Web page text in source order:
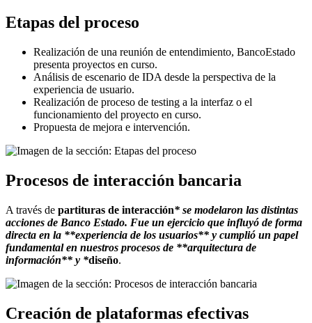
Etapas del proceso
Realización de una reunión de entendimiento, BancoEstado
presenta proyectos en curso.
Análisis de escenario de IDA desde la perspectiva de la
experiencia de usuario.
Realización de proceso de testing a la interfaz o el
funcionamiento del proyecto en curso.
Propuesta de mejora e intervención.
Procesos de interacción bancaria
A través de partituras de interacción* se modelaron las distintas
acciones de Banco Estado. Fue un ejercicio que influyó de forma
directa en la **experiencia de los usuarios** y cumplió un papel
fundamental en nuestros procesos de **arquitectura de
información** y *diseño.
Creación de plataformas efectivas